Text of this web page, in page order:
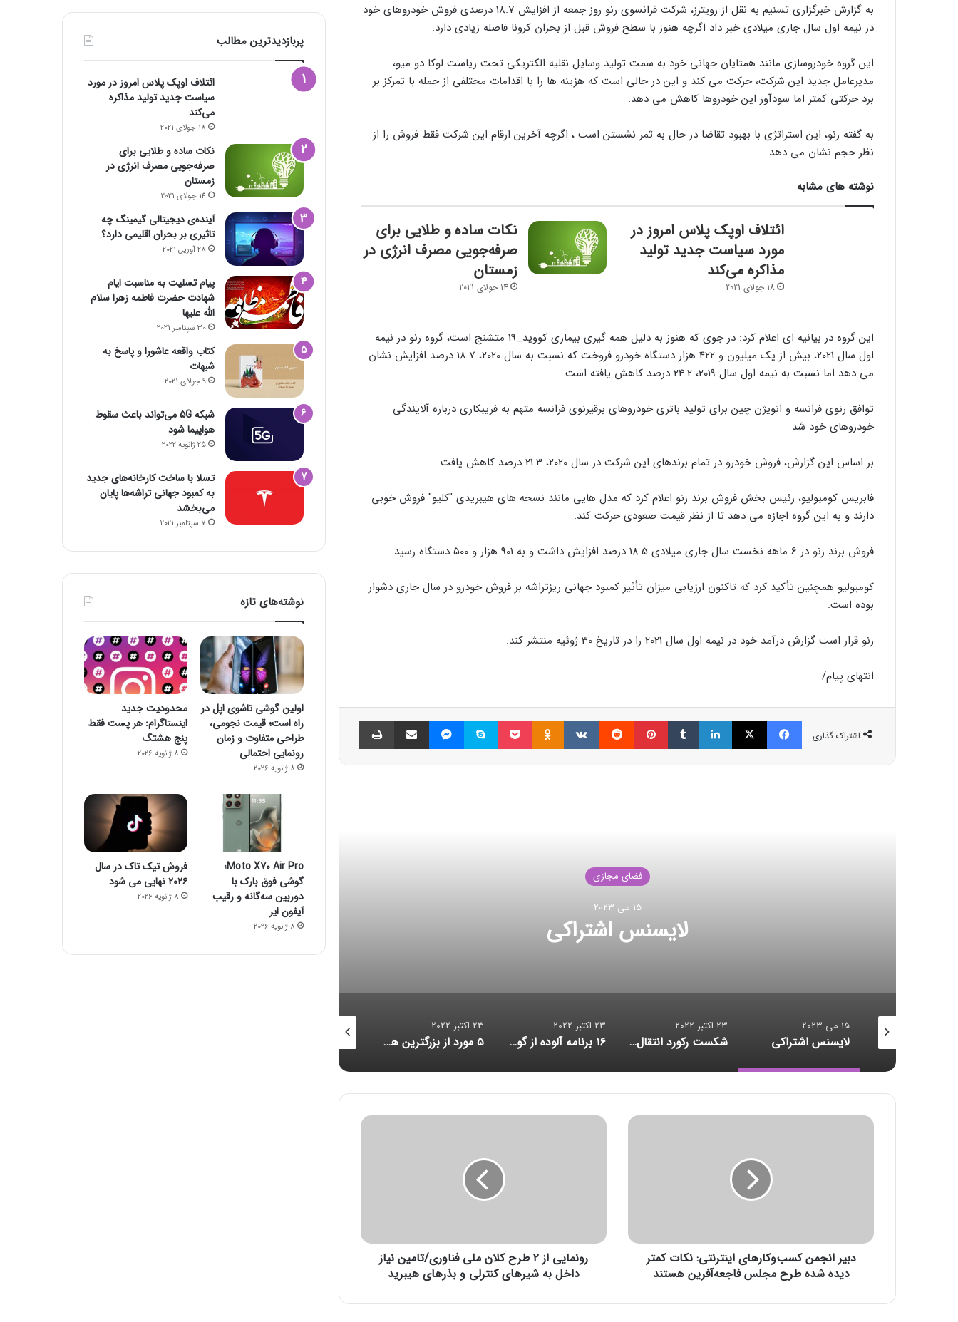
به گزارش خبرگزاری تسنیم به نقل از رویترز، شرکت فرانسوی رنو روز جمعه از افزایش 18.7 درصدی فروش خودروهای خود
در نیمه اول سال جاری میلادی خبر داد اگرچه هنوز با سطح فروش قبل از بحران کرونا فاصله زیادی دارد.
این گروه خودروسازی مانند همتایان جهانی خود به سمت تولید وسایل نقلیه الکتریکی تحت ریاست لوکا دو میو،
مدیرعامل جدید این شرکت، حرکت می کند و این در حالی است که هزینه ها را با اقدامات مختلفی از جمله با تمرکز بر
برد حرکتی کمتر اما سودآور این خودروها کاهش می دهد.
به گفته رنو، این استراتژی با بهبود تقاضا در حال به ثمر نشستن است ، اگرچه آخرین ارقام این شرکت فقط فروش را از
نظر حجم نشان می دهد.
نوشته های مشابه
ائتلاف اوپک پلاس امروز در
مورد سیاست جدید تولید
مذاکره می‌کند
18 جولای 2021
نکات ساده و طلایی برای
صرفه‌جویی مصرف انرژی در
زمستان
14 جولای 2021
این گروه در بیانیه ای اعلام کرد: در جوی که هنوز به دلیل همه گیری بیماری کووید_19 متشنج است، گروه رنو در نیمه
اول سال 2021، بیش از یک میلیون و 422 هزار دستگاه خودرو فروخت که نسبت به سال 2020، 18.7 درصد افزایش نشان
می دهد اما نسبت به نیمه اول سال 2019، 24.2 درصد کاهش یافته است.
توافق رنوی فرانسه و انویژن چین برای تولید باتری خودروهای برقیرنوی فرانسه متهم به فریبکاری درباره آلایندگی
خودروهای خود شد
بر اساس این گزارش، فروش خودرو در تمام برندهای این شرکت در سال 2020، 21.3 درصد کاهش یافت.
فابریس کومبولیو، رئیس بخش فروش برند رنو اعلام کرد که مدل هایی مانند نسخه های هیبریدی "کلیو" فروش خوبی
دارند و به این گروه اجازه می دهد تا از نظر قیمت صعودی حرکت کند.
فروش برند رنو در 6 ماهه نخست سال جاری میلادی 18.5 درصد افزایش داشت و به 901 هزار و 500 دستگاه رسید.
کومبولیو همچنین تأکید کرد که تاکنون ارزیابی میزان تأثیر کمبود جهانی ریزتراشه بر فروش خودرو در سال جاری دشوار
بوده است.
رنو قرار است گزارش درآمد خود در نیمه اول سال 2021 را در تاریخ 30 ژوئیه منتشر کند.
انتهای پیام/
اشتراک گذاری
فیسبوک ایکس لینکداین تامبلر پینتریست Reddit
VKontakte
Odnoklassniki پاکت اسکایپ مسنجر اشتراک گذاری با ایمیل
شکست رکورد انتقال داده
لایسنس اشتراکی
23 اکتبر 2022 23 اکتبر 2022 23 اکتبر 2022 23 اکتبر 2022
کاهش حجم تراکنش‌ توکن‌های متاورس
23 اکتبر 2022
د
ن
و
دبیر انجمن کسب‌وکارهای اینترنتی: نکات کمتر
دیده شده طرح مجلس فاجعه‌آفرین هستند
ر
ز
ح
رونمایی از ۲ طرح کلان ملی فناوری/تامین نیاز
داخل به شیرهای کنترلی و بذرهای هیبرید
پربازدیدترین مطالب
ائتلاف اوپک پلاس امروز در مورد
سیاست جدید تولید مذاکره
می‌کند
18 جولای 2021
نکات ساده و طلایی برای
صرفه‌جویی مصرف انرژی در
زمستان
14 جولای 2021
آینده‌ی دیجیتالی گیمینگ چه
تاثیری بر بحران اقلیمی دارد؟
28 آوریل 2021
پیام تسلیت به مناسبت ایام
شهادت حضرت فاطمه زهرا سلام
الله علیها
30 سپتامبر 2021
کتاب واقعه عاشورا و پاسخ به
شبهات
9 جولای 2021
شبکه 5G می‌تواند باعث سقوط
هواپیما شود
25 ژانویه 2022
تسلا با ساخت کارخانه‌های جدید
به کمبود جهانی تراشه‌ها پایان
می‌بخشد
7 سپتامبر 2021
نوشته‌های تازه
اولین گوشی تاشوی اپل در
راه است؛ قیمت نجومی،
طراحی متفاوت و زمان
رونمایی احتمالی
8 ژانویه 2026
محدودیت جدید
اینستاگرام: هر پست فقط
پنج هشتگ
8 ژانویه 2026
Moto X70 Air Pro؛
گوشی فوق بارک با
دوربین سه‌گانه و رقیب
آیفون ایر
8 ژانویه 2026
فروش تیک تاک در سال
۲۰۲۶ نهایی می شود
8 ژانویه 2026